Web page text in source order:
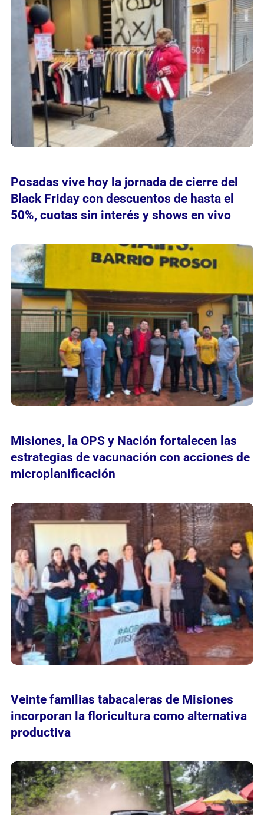
Posadas vive hoy la jornada de cierre del
Black Friday con descuentos de hasta el
50%, cuotas sin interés y shows en vivo
Misiones, la OPS y Nación fortalecen las
estrategias de vacunación con acciones de
microplanificación
Veinte familias tabacaleras de Misiones
incorporan la floricultura como alternativa
productiva